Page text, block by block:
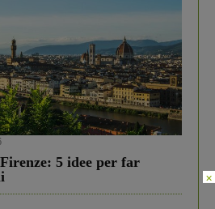
5 idee per far
×